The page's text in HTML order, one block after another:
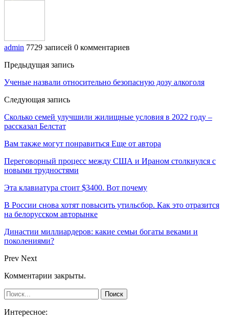
admin 7729 записей 0 комментариев
Предыдущая запись
Ученые назвали относительно безопасную дозу алкоголя
Следующая запись
Сколько семей улучшили жилищные условия в 2022 году –
рассказал Белстат
Вам также могут понравиться Еще от автора
Переговорный процесс между США и Ираном столкнулся с
новыми трудностями
Эта клавиатура стоит $3400. Вот почему
В России снова хотят повысить утильсбор. Как это отразится
на белорусском авторынке
Династии миллиардеров: какие семьи богаты веками и
поколениями?
Prev Next
Комментарии закрыты.
Интересное: